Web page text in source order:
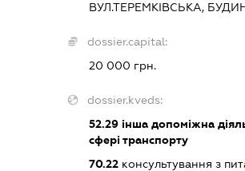
ВУЛ.ТЕРЕМКІВСЬКА,
dossier.capital:
20 000 грн.
dossier.kveds:
52.29 інша допоміжна
сфері транспорту
70.22 консультування з